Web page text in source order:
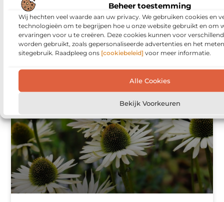
Beheer toestemming
Wij hechten veel waarde aan uw privacy. We gebruiken cookies en
technologieën om te begrijpen hoe u onze website gebruikt en om
ervaringen voor u te creëren. Deze cookies kunnen voor
worden gebruikt, zoals gepersonaliseerde advertenties en het
sitegebruik. Raadpleeg ons [cookiebeleid] voor meer informatie.
Alle Cookies
Bekijk Voorkeuren
direct jouw dag. Met een
rioleringsbedrijf krijg je snel
inzicht in wat er speelt, van
een hardnekkige verstopping
WONING EN TUIN